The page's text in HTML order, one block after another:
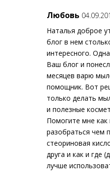
Любовь
Наталья доброе
блог в нем
интересного.
Ваш блог и
месяцев варю
помощник. Вот
только делать
и полезные
Помогите мне
разобраться чем
стеориновая
друга и как и где
лучше